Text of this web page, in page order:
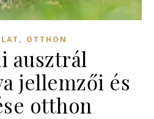
, OTTHON
ausztrál
jellemzői és
otthon